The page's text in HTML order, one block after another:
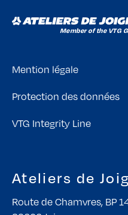
Mention légale
Protection des données
VTG Integrity Line
Ateliers de
Route de Chamvres, BP